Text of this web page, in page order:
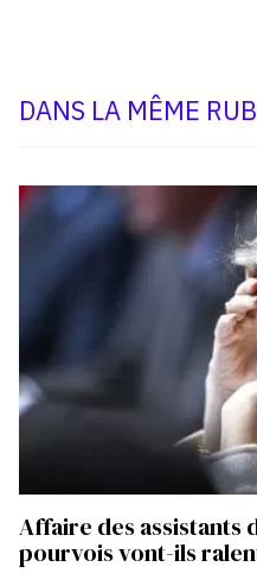
DANS LA MÊME
Affaire des assistants
pourvois vont-ils